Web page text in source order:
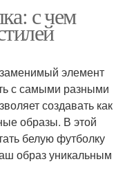
с чем
элемент
с самыми разными
создавать как
образы. В этой
белую футболку
образ уникальным